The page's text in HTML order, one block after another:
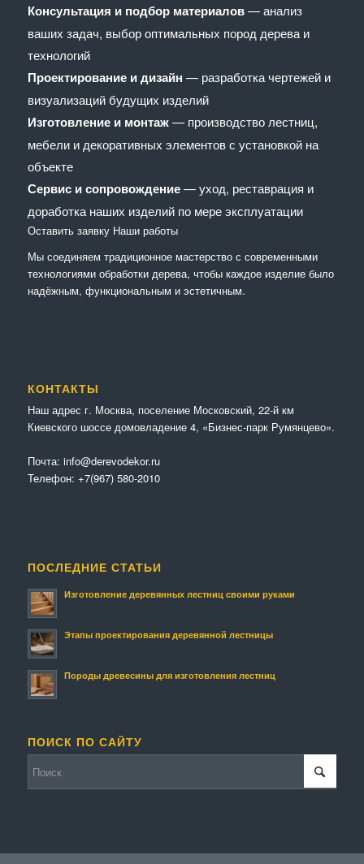
Консультация и подбор материалов— анализ
ваших задач, выбор оптимальных пород дерева и
технологий
Проектирование и дизайн — разработка чертежей и
визуализаций будущих изделий
Изготовление и монтаж— производство лестниц,
мебели и декоративных элементов с установкой на
объекте
Сервис и сопровождение— уход, реставрация и
доработка наших изделий по мере эксплуатации
Оставить заявку Наши работы
Мы соединяем традиционное мастерство с современными
технологиями обработки дерева, чтобы каждое изделие было
надёжным, функциональным и эстетичным.
КОНТАКТЫ
Наш адрес г. Москва, поселение Московский, 22-й км
Киевского шоссе домовладение 4, «Бизнес-парк Румянцево».
Почта: info@derevodekor.ru
Телефон: +7(967) 580-2010
ПОСЛЕДНИЕ СТАТЬИ
Изготовление деревянных лестниц своими руками
Этапы проектирования деревянной лестницы
Породы древесины для изготовления лестниц
ПОИСК ПО САЙТУ